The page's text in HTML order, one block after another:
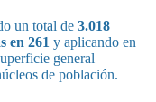
un total de 3.018
en 261 y aplicando en
general
de población.